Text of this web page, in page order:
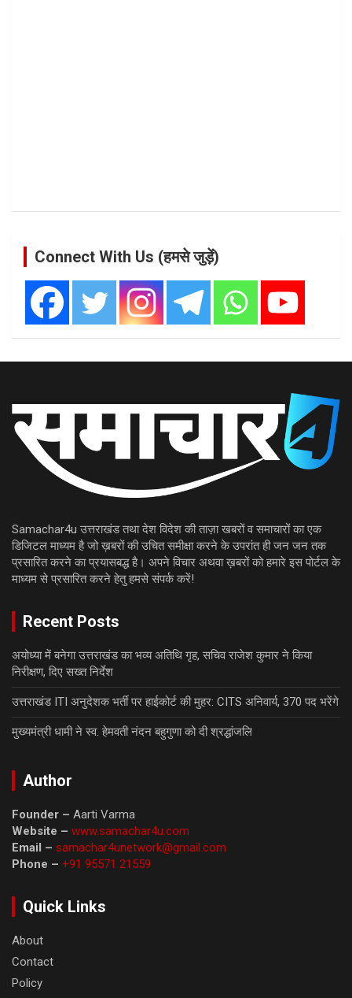
Connect With Us (हमसे जुड़ें)
Samachar4u उत्तराखंड तथा देश विदेश की ताज़ा खबरों व समाचारों का एक
डिजिटल माध्यम है जो ख़बरों की उचित समीक्षा करने के उपरांत ही जन जन तक
प्रसारित करने का प्रयासबद्ध है। अपने विचार अथवा ख़बरों को हमारे इस पोर्टल के
माध्यम से प्रसारित करने हेतु हमसे संपर्क करें!
Recent Posts
अयोध्या में बनेगा उत्तराखंड का भव्य अतिथि गृह, सचिव राजेश कुमार ने किया
निरीक्षण, दिए सख्त निर्देश
उत्तराखंड ITI अनुदेशक भर्ती पर हाईकोर्ट की मुहर: CITS अनिवार्य, 370 पद भरेंगे
मुख्यमंत्री धामी ने स्व. हेमवती नंदन बहुगुणा को दी श्रद्धांजलि
Author
Founder – Aarti Varma
Website – www.samachar4u.com
Email – samachar4unetwork@gmail.com
Phone – +91 95571 21559
Quick Links
About
Contact
Policy